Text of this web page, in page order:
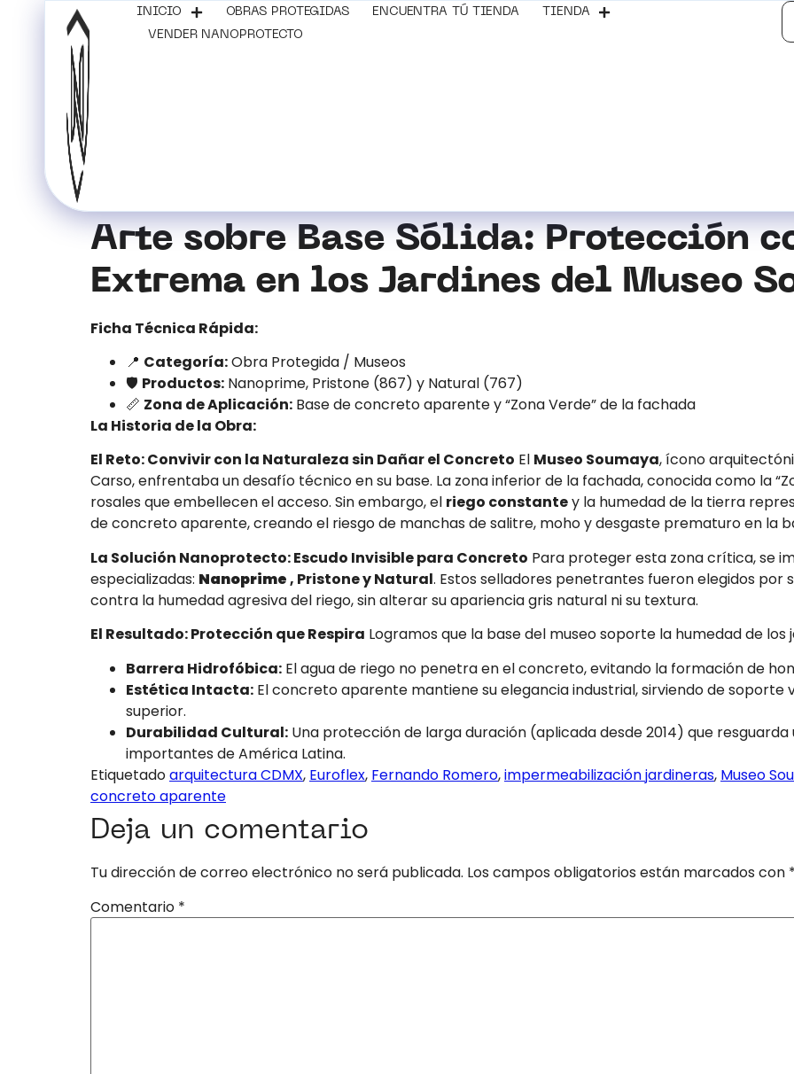
INICIO OBRAS PROTEGIDAS ENCUENTRA TÚ TIENDA
TIENDA
VENDER NANOPROTECTO
Arte sobre Base Sólida: Protección
Extrema en los Jardines del Museo
Ficha Técnica Rápida:
📍 Categoría:Obra Protegida / Museos
🛡️ Productos: Nanoprime, Pristone (867) y Natural (767)
📏 Zona de Aplicación: Base de concreto aparente y “Zona Verde” de la fachada
La Historia de la Obra:
El Reto: Convivir con la Naturaleza sin Dañar el Concreto El Museo Soumaya, ícono
Carso, enfrentaba un desafío técnico en su base. La zona inferior de la fachada, conocida como la
rosales que embellecen el acceso. Sin embargo, el riego constantey la humedad de la tierra
de concreto aparente, creando el riesgo de manchas de salitre, moho y desgaste prematuro en la
La Solución Nanoprotecto: Escudo Invisible para Concreto Para proteger esta zona crítica, se
especializadas: Nanoprime, Pristone y Natural. Estos selladores penetrantes fueron elegidos
contra la humedad agresiva del riego, sin alterar su apariencia gris natural ni su textura.
El Resultado: Protección que Respira Logramos que la base del museo soporte la humedad de los
Barrera Hidrofóbica: El agua de riego no penetra en el concreto, evitando la formación de
Estética Intacta: El concreto aparente mantiene su elegancia industrial, sirviendo de
superior.
Durabilidad Cultural: Una protección de larga duración (aplicada desde 2014) que
importantes de América Latina.
Etiquetadoarquitectura CDMX, Euroflex, Fernando Romero,impermeabilización jardineras, Museo
concreto aparente
Deja un comentario
Tu dirección de correo electrónico no será publicada. Los campos obligatorios están marcados con
Comentario *